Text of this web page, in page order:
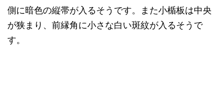
側に暗色の縦帯が入るそうです。また小楯板は中央
が狭まり、前縁角に小さな白い斑紋が入るそうで
す。